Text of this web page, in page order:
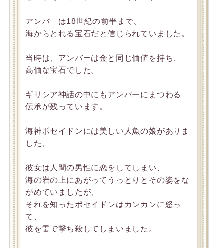
アンバーは18世紀の前半まで、
海からとれる宝石だと信じられていました。
当時は、アンバーは金と同じ価値を持ち、
高価な宝石でした。
ギリシア神話の中にもアンバーにまつわる
伝承が残っています。
海神ポセイドンには美しい人魚の娘がありま
した。
彼女は人間の男性に恋をしてしまい、
海の岩の上にあがってうっとりとその姿をな
がめていましたが、
それを知ったポセイドンはカンカンに怒っ
て、
彼を雷で撃ち殺してしまいました。